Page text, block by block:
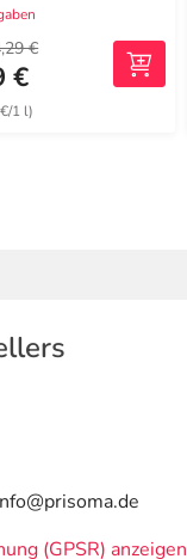
€
€
1 l)
(GPSR) anzeigen